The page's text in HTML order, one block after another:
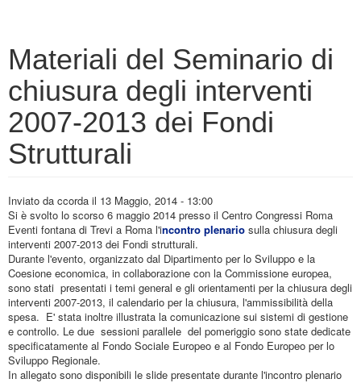
Materiali del Seminario di
chiusura degli interventi
2007-2013 dei Fondi
Strutturali
Inviato da ccorda il 13 Maggio, 2014 - 13:00
Si è svolto lo scorso 6 maggio 2014 presso il Centro Congressi Roma
Eventi fontana di Trevi a Roma l'incontro plenario sulla chiusura degli
interventi 2007-2013 dei Fondi strutturali.
Durante l'evento, organizzato dal Dipartimento per lo Sviluppo e la
Coesione economica, in collaborazione con la Commissione europea,
sono stati presentati i temi general e gli orientamenti per la chiusura degli
interventi 2007-2013, il calendario per la chiusura, l'ammissibilità della
spesa. E' stata inoltre illustrata la comunicazione sui sistemi di gestione
e controllo. Le due sessioni parallele del pomeriggio sono state dedicate
specificatamente al Fondo Sociale Europeo e al Fondo Europeo per lo
Sviluppo Regionale.
In allegato sono disponibili le slide presentate durante l'incontro plenario